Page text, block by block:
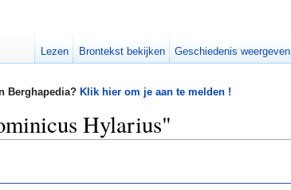
Berghapedia? Klik hier om je aan te melden !
Hylarius"
Lezen Brontekst bekijken Geschiedenis weergeven